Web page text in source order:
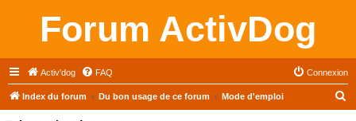
Forum ActivDog
Activ'dog FAQ Connexion
Index du forum Du bon usage de ce forum Mode d'emploi